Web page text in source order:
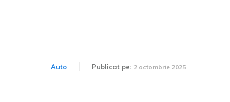
Auto Publicat pe: 2 octombrie 2025